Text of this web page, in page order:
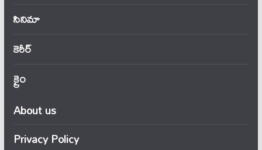
సినిమా
కెరీర్
క్రైం
About us
Privacy Policy